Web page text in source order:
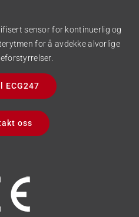
sensor for kontinuerlig og
for å avdekke alvorlige
ECG247
oss